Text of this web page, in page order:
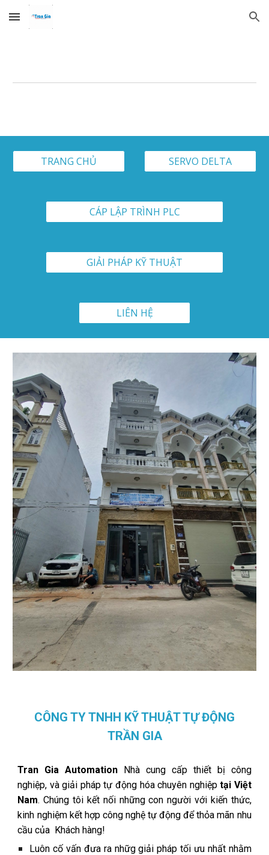
Skip to main content Skip to navigation
TRANG CHỦ SERVO DELTA
CÁP LẬP TRÌNH PLC
GIẢI PHÁP KỸ THUẬT
LIÊN HỆ
CÔNG TY TNHH KỸ THUẬT TỰ ĐỘNG
TRẦN GIA
Tran Gia Automation Nhà cung cấp thiết bị công
nghiệp, và giải pháp tự động hóa chuyên nghiệptại Việt
Nam. Chúng tôi kết nối những con người với kiến thức,
kinh nghiệm kết hợp công nghệ tự động để thỏa mãn nhu
cầu của Khách hàng!
Luôn cố vấn đưa ra nhữg giải pháp tối ưu nhất nhằm